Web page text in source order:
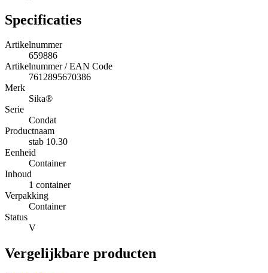
Specificaties
Artikelnummer
659886
Artikelnummer / EAN Code
7612895670386
Merk
Sika®
Serie
Condat
Productnaam
stab 10.30
Eenheid
Container
Inhoud
1 container
Verpakking
Container
Status
V
Vergelijkbare producten